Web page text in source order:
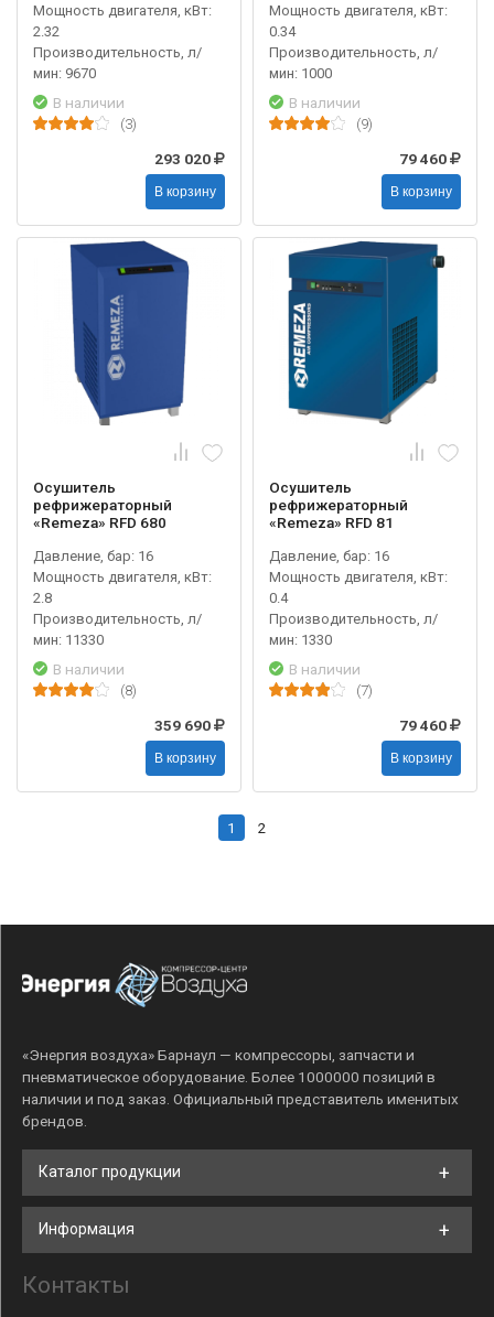
Мощность двигателя, кВт:
2.32
Производительность, л/
мин: 9670
В наличии
(3)
293 020
В корзину
Мощность двигателя, кВт:
0.34
Производительность, л/
мин: 1000
В наличии
(9)
79 460
В корзину
Осушитель
рефрижераторный
«Remeza» RFD 680
Давление, бар: 16
Мощность двигателя, кВт:
2.8
Производительность, л/
мин: 11330
В наличии
(8)
359 690
В корзину
Осушитель
рефрижераторный
«Remeza» RFD 81
Давление, бар: 16
Мощность двигателя, кВт:
0.4
Производительность, л/
мин: 1330
В наличии
(7)
79 460
В корзину
1 2
«Энергия воздуха» Барнаул — компрессоры, запчасти и
пневматическое оборудование. Более 1000000 позиций в
наличии и под заказ. Официальный представитель именитых
брендов.
Каталог продукции
Информация
Контакты